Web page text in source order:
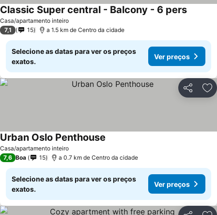
Casa/apartamento inteiro
Classic Super central - Balcony - 6 pers
7,1 15 a 1.5 km de Centro da cidade
Selecione as datas para ver os preços
exatos.
Ver preços
Partilhar
Casa/apartamento inteiro
Urban Oslo Penthouse
7,6 Boa 15 a 0.7 km de Centro da cidade
Selecione as datas para ver os preços
exatos.
Ver preços